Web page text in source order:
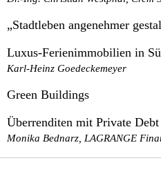
„Stadtleben angenehmer
Luxus-Ferienimmobilien in
Karl-Heinz Goedeckemeyer
Green Buildings
Überrenditen mit Private Debt
Monika Bednarz, LAGRANGE